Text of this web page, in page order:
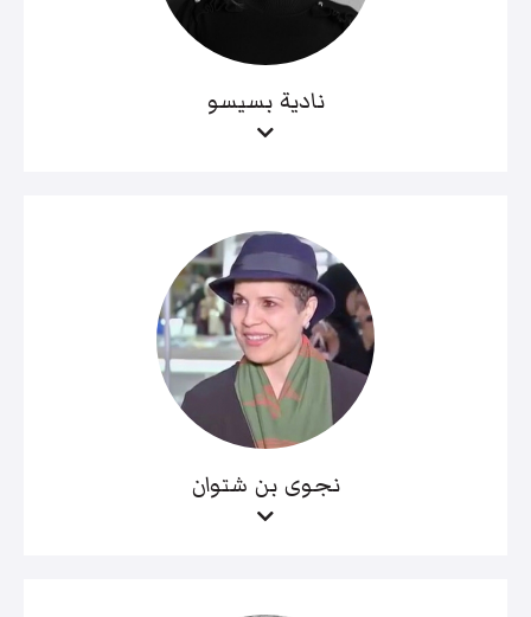
نادية بسيسو
نجوى بن شتوان